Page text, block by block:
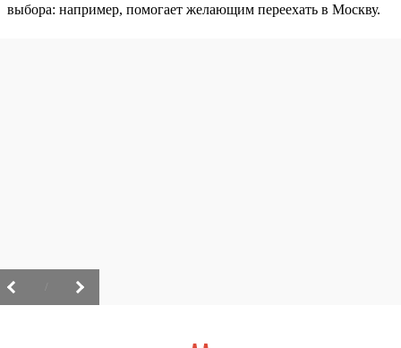
выбора: например, помогает желающим переехать в Москву.